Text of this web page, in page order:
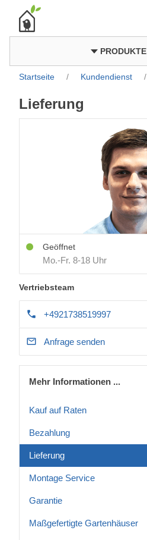
PRODUKTE
Startseite / Kundendienst /
Lieferung
Geöffnet
Mo.-Fr. 8-18 Uhr
Vertriebsteam
+4921738519997
Anfrage senden
Mehr Informationen ...
Kauf auf Raten
Bezahlung
Lieferung
Montage Service
Garantie
Maßgefertigte Gartenhäuser